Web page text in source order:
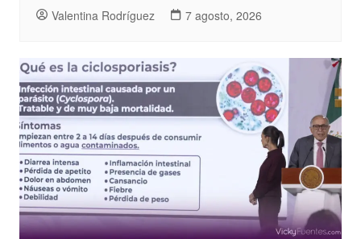
Valentina Rodríguez 7 agosto, 2026